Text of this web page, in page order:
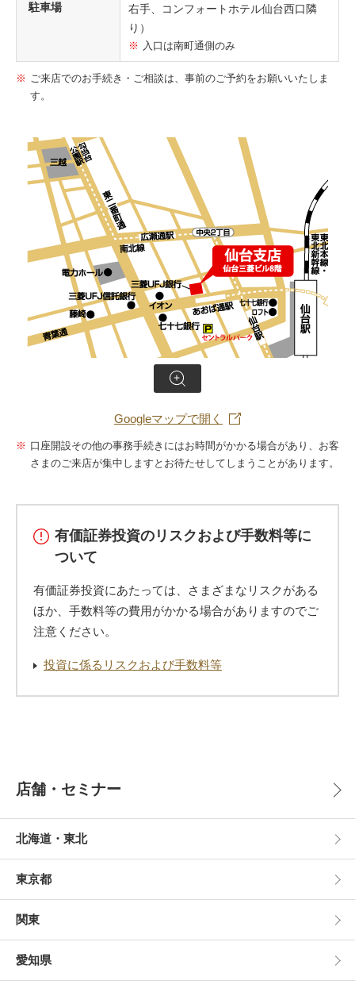
駐車場
右手、コンフォートホテル仙台西口隣
り）
入口は南町通側のみ
ご来店でのお手続き・ご相談は、事前のご予約をお願いいたしま
す。
拡大
Googleマップで開く
口座開設その他の事務手続きにはお時間がかかる場合があり、お客
さまのご来店が集中しますとお待たせしてしまうことがあります。
有価証券投資のリスクおよび手数料等に
ついて
有価証券投資にあたっては、さまざまなリスクがある
ほか、手数料等の費用がかかる場合がありますのでご
注意ください。
投資に係るリスクおよび手数料等
店舗・セミナー
北海道・東北
東京都
関東
愛知県